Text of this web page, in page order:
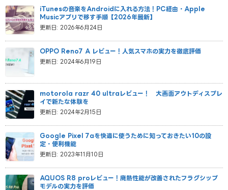
更新日: 2026年6月24日
iTunesの音楽をAndroidに入れる方法！PC経由・Apple
Musicアプリで移す手順【2026年最新】
更新日: 2024年6月19日
OPPO Reno7 A レビュー！人気スマホの実力を徹底評価
更新日: 2024年2月15日
motorola razr 40 ultraレビュー！ 大画面アウトディスプレ
イで新たな体験を
更新日: 2023年11月10日
Google Pixel 7aを快適に使うために知っておきたい10の設
定・便利機能
AQUOS R8 proレビュー！廃熱性能が改善されたフラグシップ
モデルの実力を評価